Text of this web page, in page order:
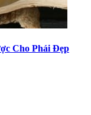
Cho Phái Đẹp